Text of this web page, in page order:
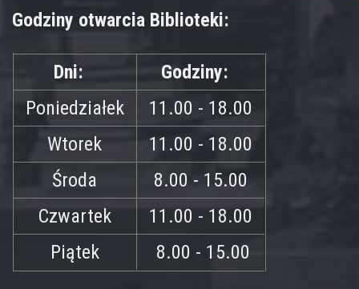
Godziny otwarcia Biblioteki:
Dni:
Godziny:
Poniedziałek
11.00 - 18.00
Wtorek
11.00 - 18.00
Środa
8.00 - 15.00
Czwartek
11.00 - 18.00
Piątek
8.00 - 15.00